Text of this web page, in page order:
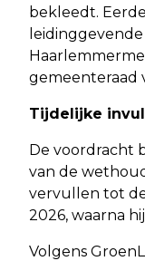
bekleedt.
gemeenteraad
Tijdelijke
De voordracht
van de
vervullen tot
2026, waarna
Volgens